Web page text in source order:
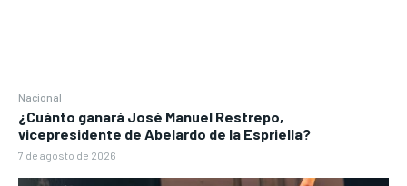
Nacional
¿Cuánto ganará José Manuel Restrepo,
vicepresidente de Abelardo de la Espriella?
7 de agosto de 2026